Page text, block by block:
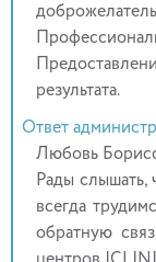
результата.
Ответ
Любовь
Рады
всегда
обратную